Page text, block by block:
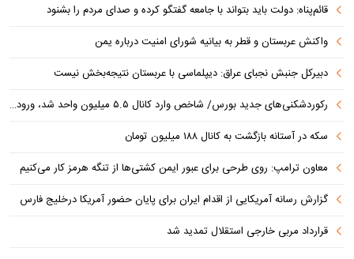
قائم‌پناه: دولت باید بتواند با جامعه گفتگو کرده و صدای مردم را بشنود
واکنش عربستان و قطر به بیانیه شورای امنیت درباره یمن
دبیرکل جنبش نجبای عراق: دیپلماسی با عربستان نتیجه‌بخش نیست
رکوردشکنی‌های جدید بورس/ شاخص وارد کانال ۵.۵ میلیون واحد شد، ورود ۹ همت پول حقیقی
سکه در آستانه بازگشت به کانال ۱۸۸ میلیون تومان
معاون ترامپ: روی طرحی برای عبور ایمن کشتی‌ها از تنگه هرمز کار می‌کنیم
گزارش رسانه آمریکایی از اقدام ایران برای پایان حضور آمریکا درخلیج فارس
قرارداد مربی خارجی استقلال تمدید شد